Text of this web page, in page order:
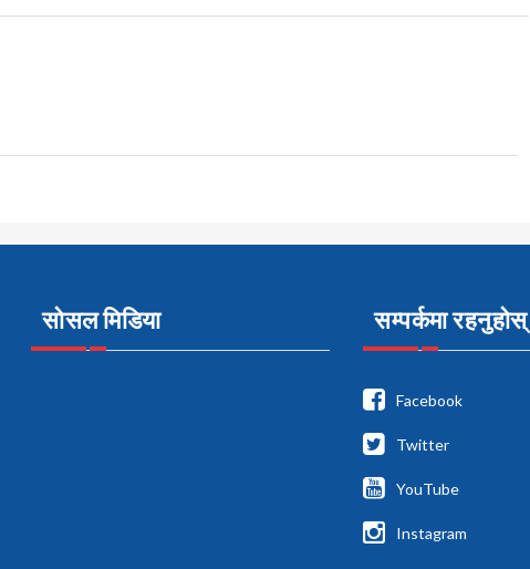
सोसल मिडिया सम्पर्कमा रहनुहोस्
Facebook
Twitter
YouTube
Instagram